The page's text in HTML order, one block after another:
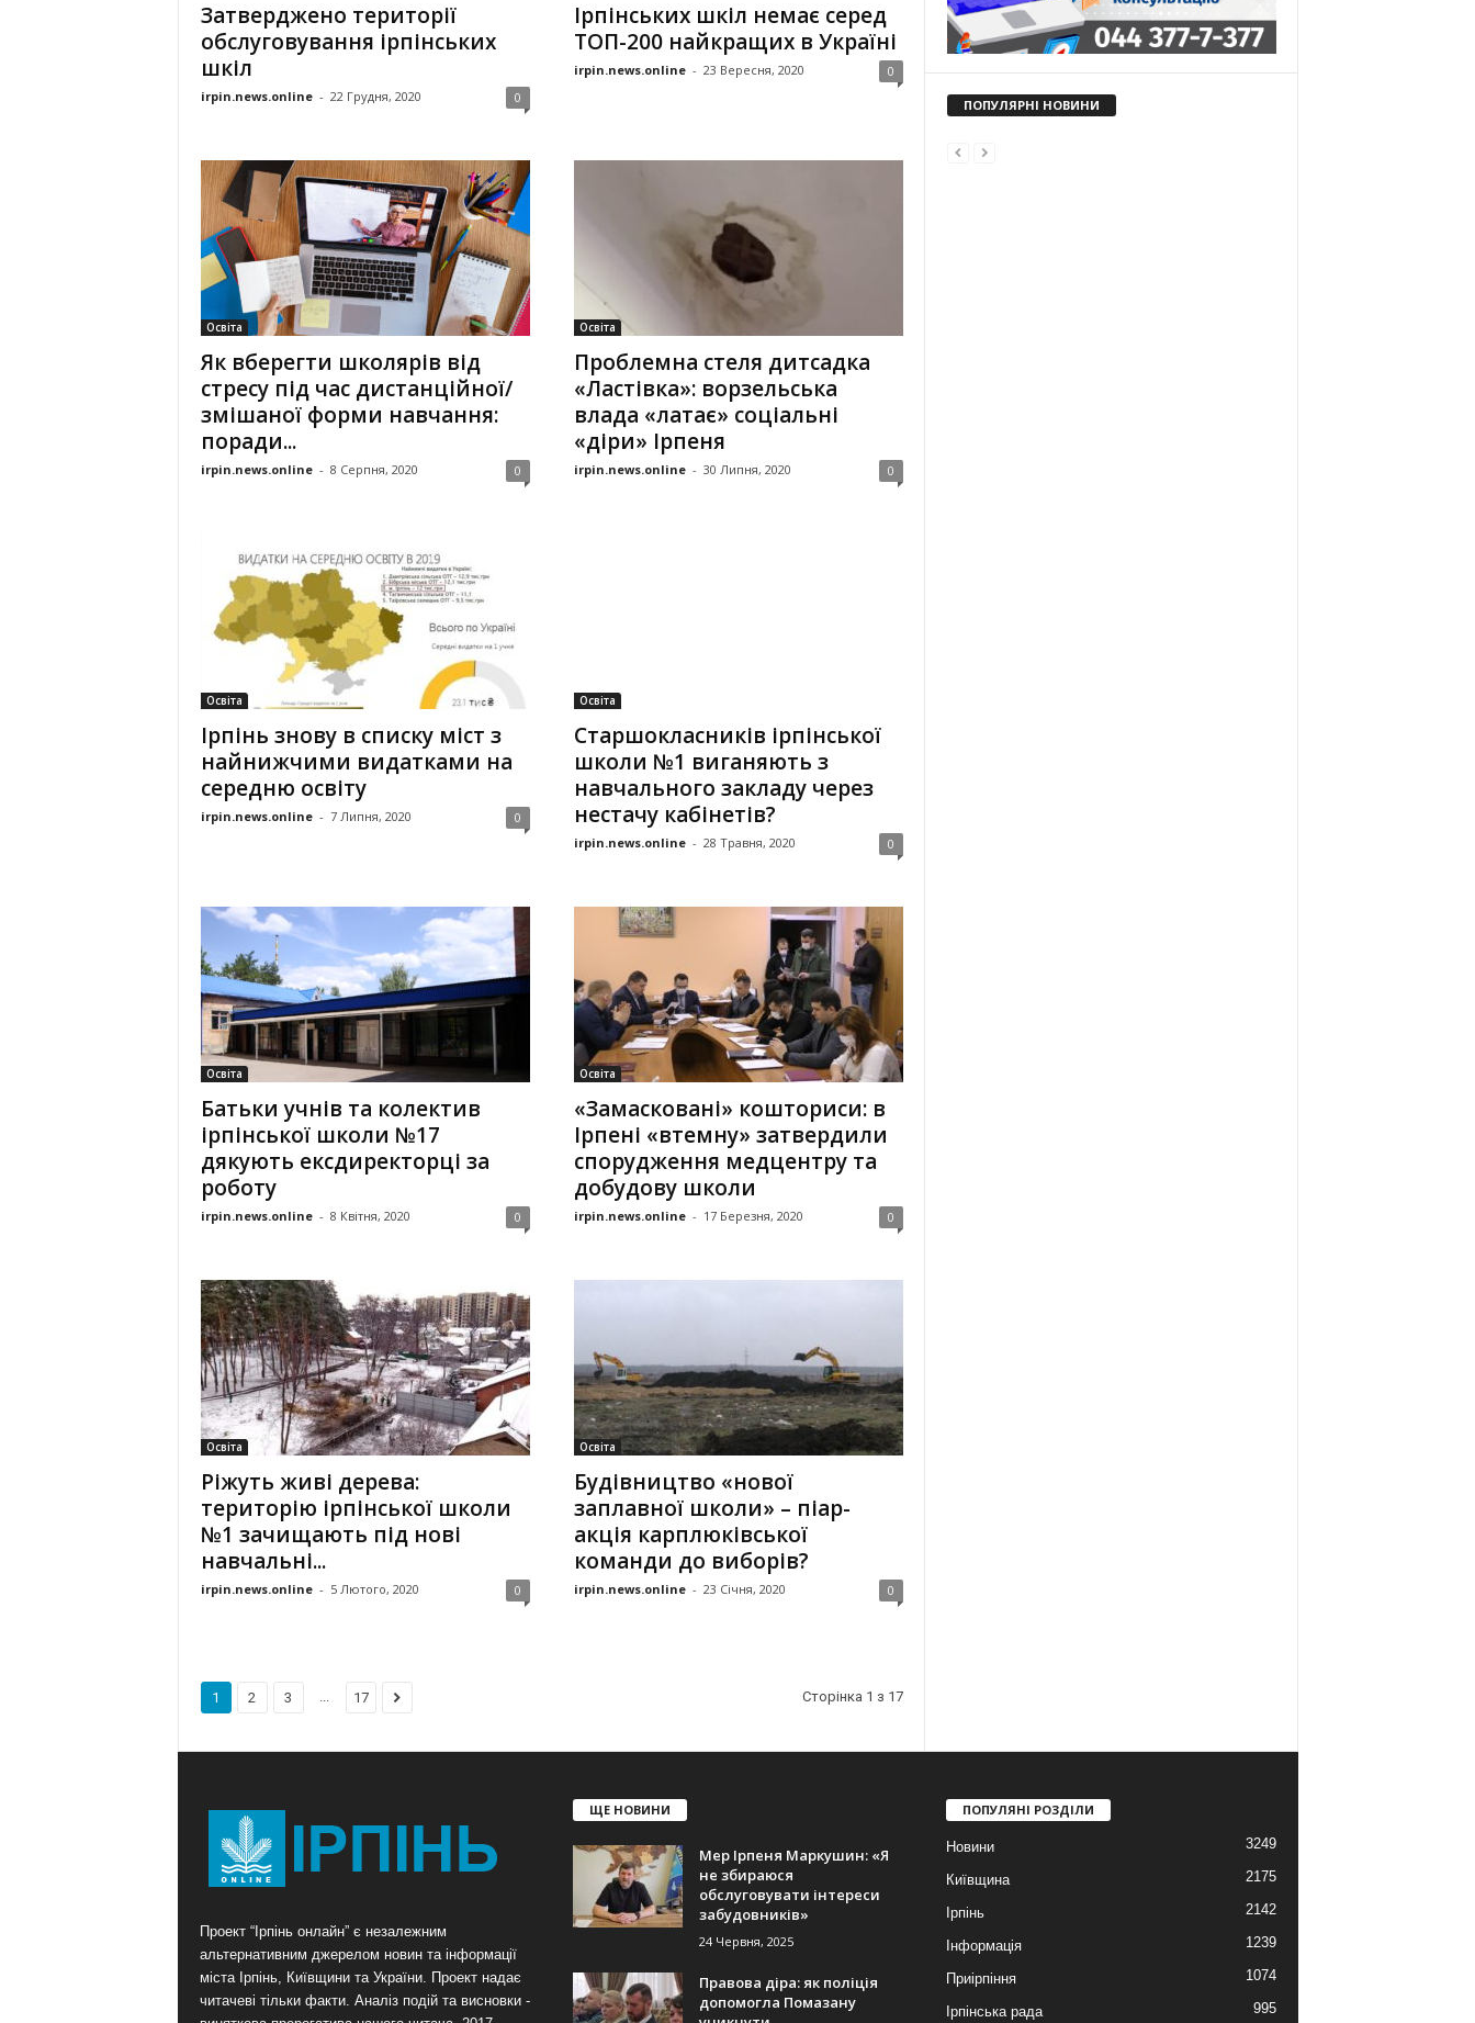
Затверджено території
обслуговування ірпінських
шкіл
irpin.news.online - 22 Грудня, 2020 0
Ірпінських шкіл немає серед
ТОП-200 найкращих в Україні
irpin.news.online - 23 Вересня, 2020 0
Освіта
Як вберегти школярів від
стресу під час дистанційної/
змішаної форми навчання:
поради...
irpin.news.online - 8 Серпня, 2020 0
Освіта
Проблемна стеля дитсадка
«Ластівка»: ворзельська
влада «латає» соціальні
«діри» Ірпеня
irpin.news.online - 30 Липня, 2020 0
Освіта
Ірпінь знову в списку міст з
найнижчими видатками на
середню освіту
irpin.news.online - 7 Липня, 2020 0
Освіта
Старшокласників ірпінської
школи №1 виганяють з
навчального закладу через
нестачу кабінетів?
irpin.news.online - 28 Травня, 2020 0
Освіта
Батьки учнів та колектив
ірпінської школи №17
дякують ексдиректорці за
роботу
irpin.news.online - 8 Квітня, 2020 0
Освіта
«Замасковані» кошториси: в
Ірпені «втемну» затвердили
спорудження медцентру та
добудову школи
irpin.news.online - 17 Березня, 2020 0
Освіта
Ріжуть живі дерева:
територію ірпінської школи
№1 зачищають під нові
навчальні...
irpin.news.online - 5 Лютого, 2020 0
Освіта
Будівництво «нової
заплавної школи» – піар-
акція карплюківської
команди до виборів?
irpin.news.online - 23 Січня, 2020 0
1 2 3 ... 17 Сторінка 1 з 17
ПОПУЛЯРНІ НОВИНИ
Проект “Ірпінь онлайн” є незалежним
альтернативним джерелом новин та інформації
міста Ірпінь, Київщини та України. Проект надає
читачеві тільки факти. Аналіз подій та висновки -
ЩЕ НОВИНИ
Мер Ірпеня Маркушин: «Я
не збираюся
обслуговувати інтереси
забудовників»
24 Червня, 2025
Правова діра: як поліція
допомогла Помазану
ПОПУЛЯНІ РОЗДІЛИ
Новини 3249
Київщина 2175
Ірпінь 2142
Інформація 1239
Приірпіння 1074
Ірпінська рада 995